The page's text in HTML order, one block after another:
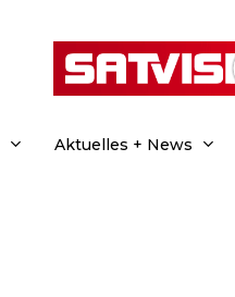
Aktuelles + News